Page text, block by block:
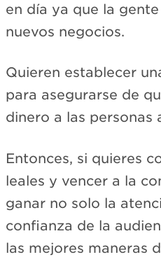
en día ya que la
nuevos negocios.
Quieren establecer
para asegurarse de
dinero a las personas
Entonces, si quieres
leales y vencer a la
ganar no solo la
confianza de la
las mejores maneras